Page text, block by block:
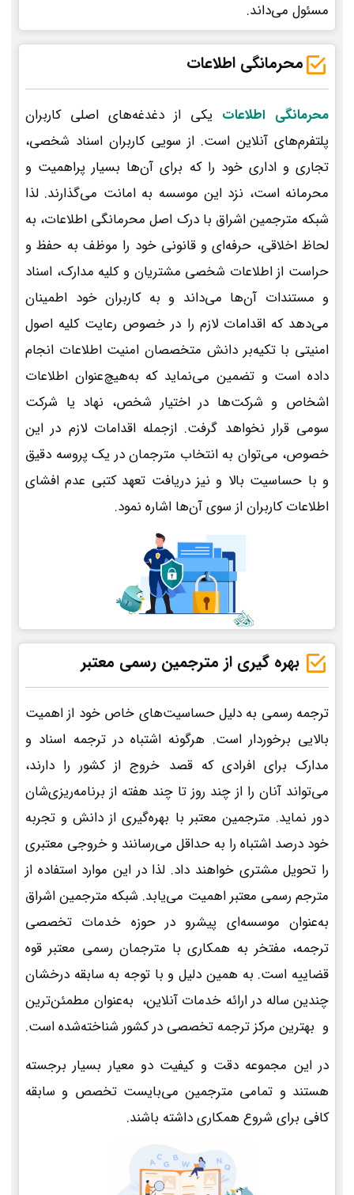
مسئول می‌داند.
محرمانگی اطلاعات
محرمانگی اطلاعات یکی از دغدغه‌های اصلی کاربران
پلتفرم‌های آنلاین است. از سویی کاربران اسناد شخصی،
تجاری و اداری خود را که برای آن‌ها بسیار پراهمیت و
محرمانه است، نزد این موسسه به امانت می‌گذارند. لذا
شبکه مترجمین اشراق با درک اصل محرمانگی اطلاعات، به
لحاظ اخلاقی، حرفه‌ای و قانونی خود را موظف به حفظ و
حراست از اطلاعات شخصی مشتریان و کلیه مدارک، اسناد
و مستندات آن‌ها می‌داند و به کاربران خود اطمینان
می‌دهد که اقدامات لازم را در خصوص رعایت کلیه اصول
امنیتی با تکیه‌بر دانش متخصصان امنیت اطلاعات انجام
داده است و تضمین می‌نماید که به‌هیچ‌عنوان اطلاعات
اشخاص و شرکت‌ها در اختیار شخص، نهاد یا شرکت
سومی قرار نخواهد گرفت. ازجمله اقدامات لازم در این
خصوص، می‌توان به انتخاب مترجمان در یک پروسه دقیق
و با حساسیت بالا و نیز دریافت تعهد کتبی عدم افشای
اطلاعات کاربران از سوی آن‌ها اشاره نمود.
بهره گیری از مترجمین رسمی معتبر
ترجمه رسمی به دلیل حساسیت‌های خاص خود از اهمیت
بالایی برخوردار است. هرگونه اشتباه در ترجمه اسناد و
مدارک برای افرادی که قصد خروج از کشور را دارند،
می‌تواند آنان را از چند روز تا چند هفته از برنامه‌ریزی‌شان
دور نماید. مترجمین معتبر با بهره‌گیری از دانش و تجربه
خود درصد اشتباه را به حداقل می‌رسانند و خروجی معتبری
را تحویل مشتری خواهند داد. لذا در این موارد استفاده از
مترجم رسمی معتبر اهمیت می‌یابد. شبکه مترجمین اشراق
به‌عنوان موسسه‌ای پیشرو در حوزه خدمات تخصصی
ترجمه، مفتخر به همکاری با مترجمان رسمی معتبر قوه
قضاییه است. به همین دلیل و با توجه به سابقه درخشان
چندین ساله در ارائه خدمات آنلاین، به‌عنوان مطمئن‌ترین
و بهترین مرکز ترجمه تخصصی در کشور شناخته‌شده است.
در این مجموعه دقت و کیفیت دو معیار بسیار برجسته
هستند و تمامی مترجمین می‌بایست تخصص و سابقه
کافی برای شروع همکاری داشته باشند.